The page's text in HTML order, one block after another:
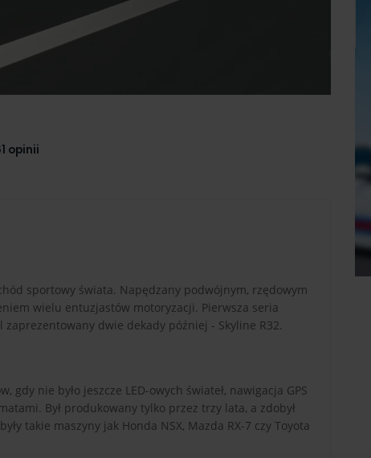
opinii
sportowy świata. Napędzany podwójnym, rzędowym
wielu entuzjastów motoryzacji. Pierwsza seria
zaprezentowany dwie dekady później - Skyline R32.
nie było jeszcze LED-owych świateł, nawigacja GPS
Był produkowany tylko przez trzy lata, a zdobył
takie maszyny jak Honda NSX, Mazda RX-7 czy Toyota